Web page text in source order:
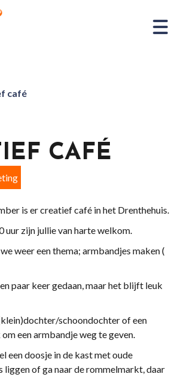
café
CAFÉ
is er creatief café in het Drenthehuis.
uur zijn jullie van harte welkom.
weer een thema; armbandjes maken (
paar keer gedaan, maar het blijft leuk
schoondochter of een
een armbandje weg te geven.
een doosje in de kast met oude
of ga naar de rommelmarkt, daar